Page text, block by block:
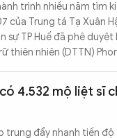
trình nhiều năm tìm
của Trung tá Tạ Xuân
sự TP Huế đã phê
thiên nhiên (DTTN)
4.532 mộ liệt sĩ
trung đẩy nhanh tiến